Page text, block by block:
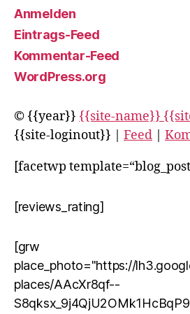
Anmelden
Eintrags-Feed
Kommentar-Feed
WordPress.org
© {{year}} {{site-name}}
{{site-loginout}} | Feed
[facetwp
[reviews_rating]
[grw
place_photo="https://
places/AAcXr8qf--